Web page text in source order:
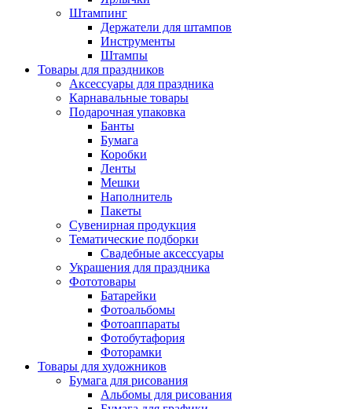
Штампинг
Держатели для штампов
Инструменты
Штампы
Товары для праздников
Аксессуары для праздника
Карнавальные товары
Подарочная упаковка
Банты
Бумага
Коробки
Ленты
Мешки
Наполнитель
Пакеты
Сувенирная продукция
Тематические подборки
Свадебные аксессуары
Украшения для праздника
Фототовары
Батарейки
Фотоальбомы
Фотоаппараты
Фотобутафория
Фоторамки
Товары для художников
Бумага для рисования
Альбомы для рисования